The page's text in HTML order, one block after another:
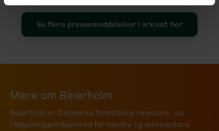
Se flere pressemeddelelser i arkivet her
Mere om Beierholm
Beierholm er Danmarks foretrukne revisions- og
rådgivningsvirksomhed for mindre og mellemstore